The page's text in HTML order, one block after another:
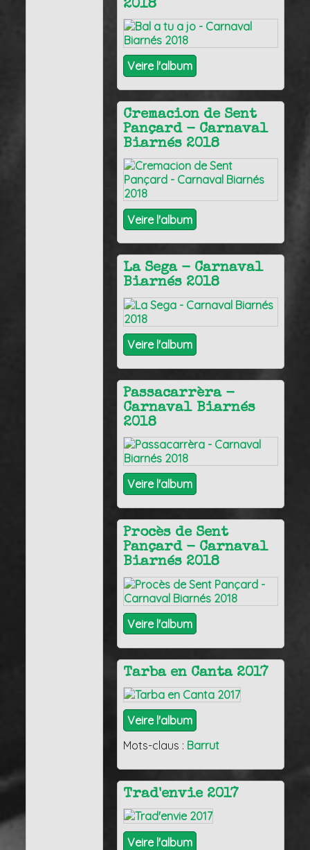
2018
Veire l'album
Cremacion de Sent
Pançard - Carnaval
Biarnés 2018
Veire l'album
La Sega - Carnaval
Biarnés 2018
Veire l'album
Passacarrèra -
Carnaval Biarnés
2018
Veire l'album
Procès de Sent
Pançard - Carnaval
Biarnés 2018
Veire l'album
Tarba en Canta 2017
Veire l'album
Mots-claus : Barrut
Trad'envie 2017
Veire l'album